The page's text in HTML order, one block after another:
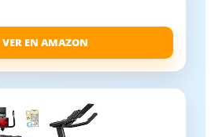
VER EN AMAZON